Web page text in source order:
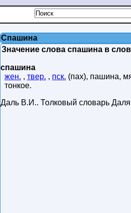
Спашина
Значение слова спашина в
спашина
жен. , твер. , пск. (пах), пашина,
тонкое.
Даль В.И.. Толковый словарь Даля